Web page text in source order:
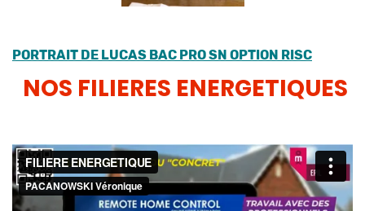
PORTRAIT DE LUCAS BAC PRO SN OPTION RISC
NOS FILIERES ENERGETIQUES